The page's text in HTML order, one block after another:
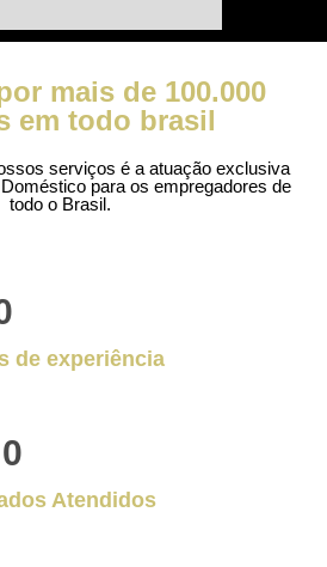
mais de 100.000
em todo brasil
serviços é a atuação exclusiva
para os empregadores de
todo o Brasil.
de experiência
0
Atendidos